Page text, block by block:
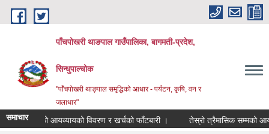
Skip to main content
पाँचपोखरी थाङपाल गाउँपालिका, बागमती-प्रदेश,
सिन्धुपाल्चोक
"पाँचपोखरी थाङ्पाल समृद्धिको आधार - पर्यटन, कृषि, वन र
जलाधार"
समाचारआयव्यायको विवरण र खर्चको फाँटबारी । तेस्रो त्रैमासिक सम्मको